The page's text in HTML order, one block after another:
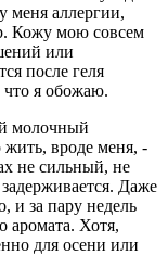
меня аллергии,
Кожу мою совсем
или
после геля
что я обожаю.
молочный
жить, вроде меня, -
не сильный, не
Даже
и за пару недель
аромата. Хотя,
для осени или